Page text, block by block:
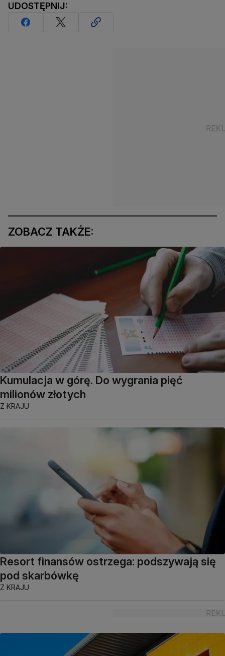
UDOSTĘPNIJ:
ZOBACZ TAKŻE:
Kumulacja w górę. Do wygrania pięć
milionów złotych
Z KRAJU
Resort finansów ostrzega: podszywają się
pod skarbówkę
Z KRAJU